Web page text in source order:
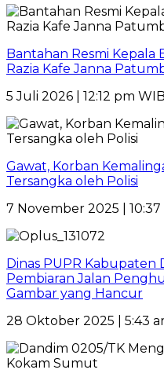
Bantahan Resmi Kepala
Razia Kafe Janna
5 Juli 2026 | 12:12 pm WIB
Gawat, Korban
Tersangka oleh Polisi
7 November 2025 |
Dinas PUPR Kabupaten
Pembiaran Jalan
Gambar yang Hancur
28 Oktober 2025 | 5:43